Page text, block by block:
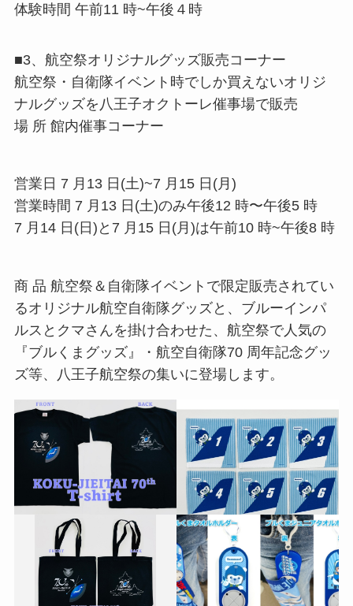
体験時間 午前11 時~午後４時
■3、航空祭オリジナルグッズ販売コーナー
航空祭・⾃衛隊イベント時でしか買えないオリジ
ナルグッズを⼋王⼦オクトーレ催事場で販売
場 所 館内催事コーナー
営業⽇ 7 ⽉13 ⽇(⼟)~7 ⽉15 ⽇(⽉)
営業時間 7 ⽉13 ⽇(⼟)のみ午後12 時〜午後5 時
7 ⽉14 ⽇(⽇)と7 ⽉15 ⽇(⽉)は午前10 時~午後8 時
商 品 航空祭＆⾃衛隊イベントで限定販売されてい
るオリジナル航空⾃衛隊グッズと、ブルーインパ
ルスとクマさんを掛け合わせた、航空祭で⼈気の
『ブルくまグッズ』・航空⾃衛隊70 周年記念グッ
ズ等、⼋王⼦航空祭の集いに登場します。